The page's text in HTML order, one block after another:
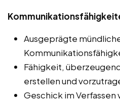
Ausgeprägte
Fähigkeit,
erstellen und
Geschick im Verfassen